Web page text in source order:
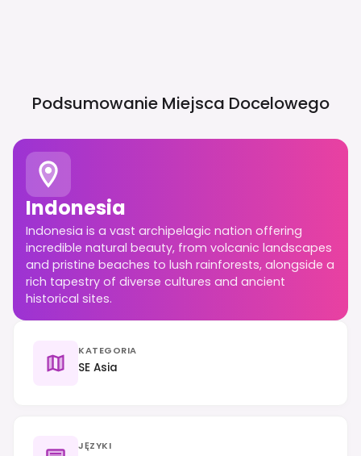
Podsumowanie Miejsca Docelowego
Indonesia
Indonesia is a vast archipelagic nation offering
incredible natural beauty, from volcanic landscapes
and pristine beaches to lush rainforests, alongside a
rich tapestry of diverse cultures and ancient
historical sites.
KATEGORIA
SE Asia
JĘZYKI